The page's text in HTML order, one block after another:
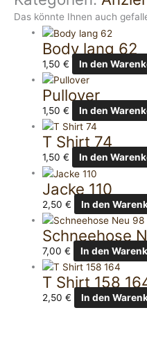
Das könnte Ihnen auch
Body lang 62
1,50€ In den
Pullover
1,50€ In den
T Shirt 74
1,50€ In den
Jacke 110
2,50€ In den
Schneehose
7,00€ In den
T Shirt 158
2,50€ In den